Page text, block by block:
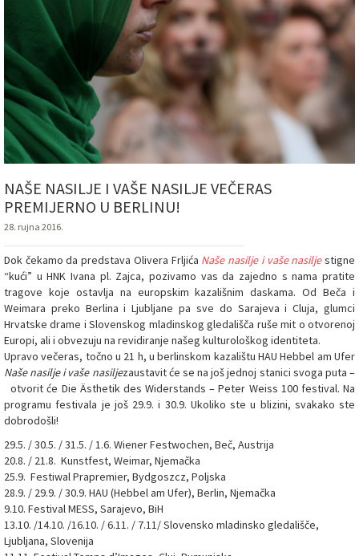
NAŠE NASILJE I VAŠE NASILJE VEČERAS
PREMIJERNO U BERLINU!
28. rujna 2016.
Dok čekamo da predstava Olivera Frljića Naše nasilje i vaše nasiljestigne
“kući” u HNK Ivana pl. Zajca, pozivamo vas da zajedno s nama pratite
tragove koje ostavlja na europskim kazališnim daskama. Od Beča i
Weimara preko Berlina i Ljubljane pa sve do Sarajeva i Cluja, glumci
Hrvatske drame i Slovenskog mladinskog gledališča ruše mit o otvorenoj
Europi, ali i obvezuju na revidiranje našeg kulturološkog identiteta.
Upravo večeras, točno u 21 h, u berlinskom kazalištu HAU Hebbel am Ufer
Naše nasilje i vaše nasiljezaustavit će se na još jednoj stanici svoga puta –
otvorit će Die Ästhetik des Widerstands – Peter Weiss 100 festival. Na
programu festivala je još 29.9. i 30.9. Ukoliko ste u blizini, svakako ste
dobrodošli!
29.5. / 30.5. / 31.5. / 1.6. Wiener Festwochen, Beč, Austrija
20.8. / 21.8. Kunstfest, Weimar, Njemačka
25.9. Festiwal Prapremier, Bydgoszcz, Poljska
28.9. / 29.9. / 30.9. HAU (Hebbel am Ufer), Berlin, Njemačka
9.10. Festival MESS, Sarajevo, BiH
13.10. /14.10. /16.10. / 6.11. / 7.11/ Slovensko mladinsko gledališče,
Ljubljana, Slovenija